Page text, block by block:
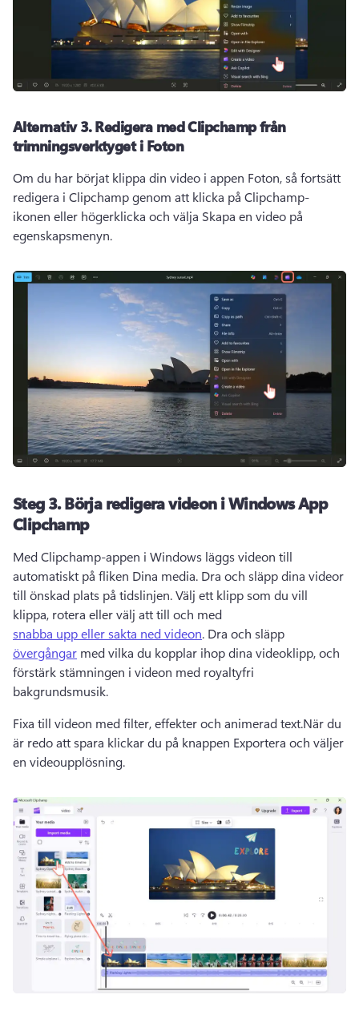
Alternativ 3.Redigera med Clipchamp från
trimningsverktyget i Foton
Om du har börjat klippa din video i appen Foton, så fortsätt
redigera i Clipchamp genom att klicka på Clipchamp-
ikonen eller högerklicka och välja Skapa en video på
egenskapsmenyn.
Steg 3.Börja redigera videon i Windows App
Clipchamp
Med Clipchamp-appen i Windows läggs videon till
automatiskt på fliken Dina media. Dra och släpp dina videor
till önskad plats på tidslinjen. Välj ett klipp som du vill
klippa, rotera eller välj att till och med
snabba upp eller sakta ned videon. Dra och släpp
övergångar med vilka du kopplar ihop dina videoklipp, och
förstärk stämningen i videon med royaltyfri
bakgrundsmusik.
Fixa till videon med filter, effekter och animerad text.När du
är redo att spara klickar du på knappen Exportera och väljer
en videoupplösning.